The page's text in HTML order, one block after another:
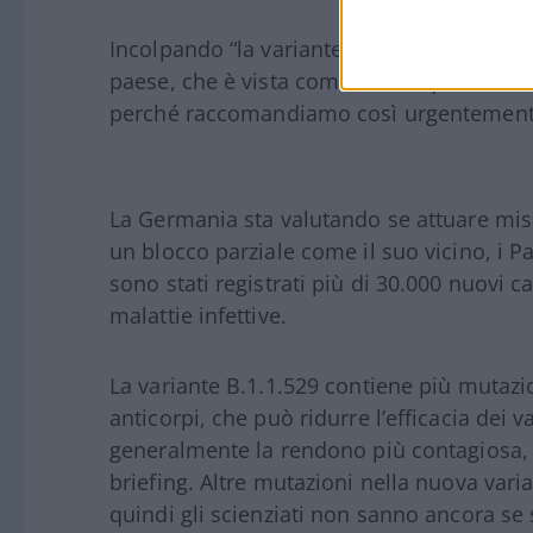
Incolpando “la variante delta molto
paese, che è vista come la sua quarta
perché raccomandiamo così
La Germania sta valutando se attuare
un blocco parziale come il suo vicino, i
sono stati registrati più di 30.000 nuovi
malattie infettive.
La variante B.1.1.529 contiene più
anticorpi, che può ridurre l’efficacia dei
generalmente la rendono più
briefing. Altre mutazioni nella nuova
quindi gli scienziati non sanno ancora